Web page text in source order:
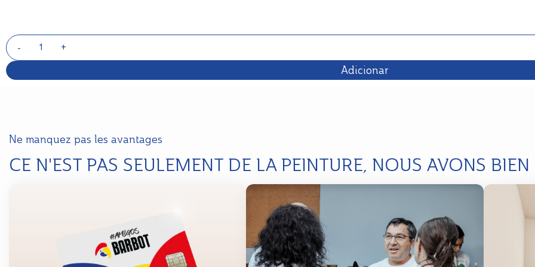
Adicionar
Ne manquez pas les avantages
CE N'EST PAS SEULEMENT DE LA PEINTURE, NOUS AVONS BIEN